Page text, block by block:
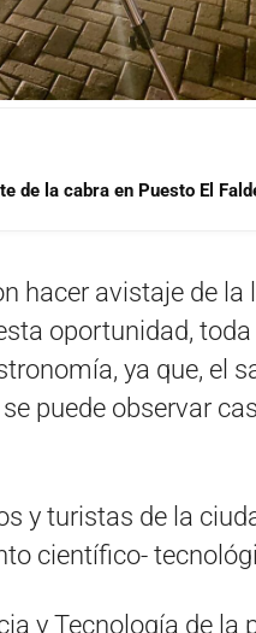
de la cabra en Puesto El
hacer avistaje de la
oportunidad, toda
ya que, el
puede observar
y turistas de la
científico-
y Tecnología de la